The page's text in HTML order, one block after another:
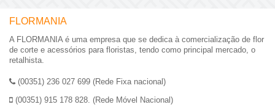
FLORMANIA
A FLORMANIA é uma empresa que se dedica à comercialização de flor
de corte e acessórios para floristas, tendo como principal mercado, o
retalhista.
(00351) 236 027 699 (Rede Fixa nacional)
(00351) 915 178 828. (Rede Móvel Nacional)